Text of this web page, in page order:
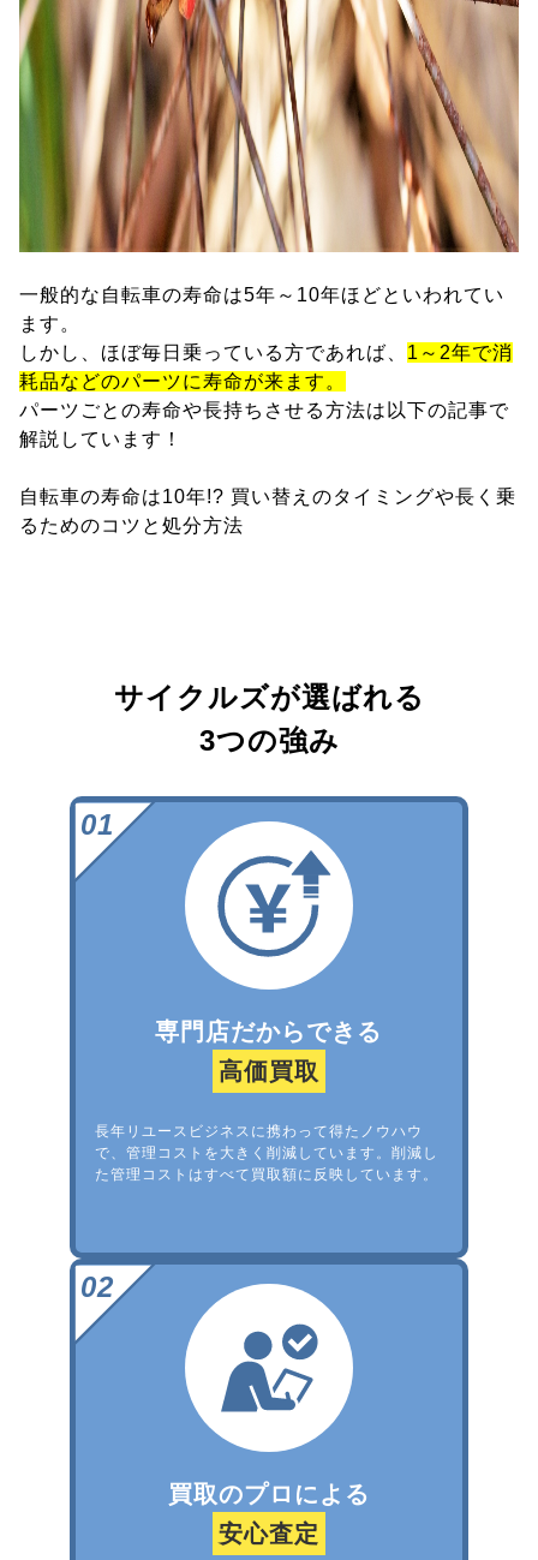
一般的な自転車の寿命は5年～10年ほどといわれてい
ます。
しかし、ほぼ毎日乗っている方であれば、 1～2年で消
耗品などのパーツに寿命が来ます。
パーツごとの寿命や長持ちさせる方法は以下の記事で
解説しています！
自転車の寿命は10年!? 買い替えのタイミングや長く乗
るためのコツと処分方法
サイクルズが選ばれる
3つの強み
専門店だからできる
高価買取
長年リユースビジネスに携わって得たノウハウ
で、管理コストを大きく削減しています。削減し
た管理コストはすべて買取額に反映しています。
買取のプロによる
安心査定